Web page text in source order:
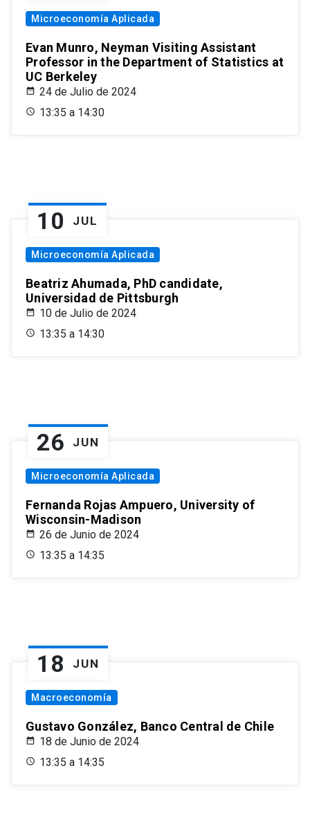
Microeconomía Aplicada
Evan Munro, Neyman Visiting Assistant
Professor in the Department of Statistics at
UC Berkeley
24 de Julio de 2024
13:35 a 14:30
10 JUL
Microeconomía Aplicada
Beatriz Ahumada, PhD candidate,
Universidad de Pittsburgh
10 de Julio de 2024
13:35 a 14:30
26 JUN
Microeconomía Aplicada
Fernanda Rojas Ampuero, University of
Wisconsin-Madison
26 de Junio de 2024
13:35 a 14:35
18 JUN
Macroeconomía
Gustavo González, Banco Central de Chile
18 de Junio de 2024
13:35 a 14:35